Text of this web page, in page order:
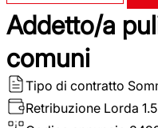
Addetto/a
comuni
Tipo di contratto
Retribuzione Lorda